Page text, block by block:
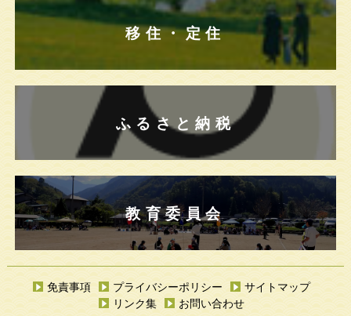
移住・定住
ふるさと納税
教育委員会
免責事項 プライバシーポリシー
サイトマップ
リンク集
お問い合わせ